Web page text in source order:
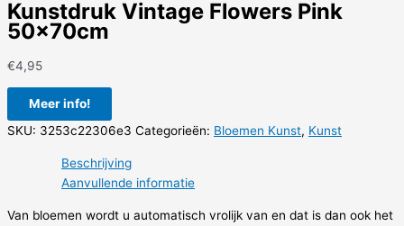
Kunstdruk Vintage Flowers Pink
50x70cm
€4,95
Meer info!
SKU: 3253c22306e3 Categorieën: Bloemen Kunst, Kunst
Beschrijving
Aanvullende informatie
Van bloemen wordt u automatisch vrolijk van en dat is dan ook het